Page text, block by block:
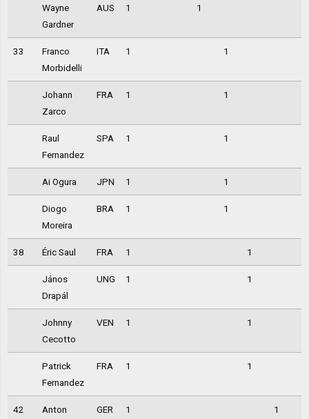
Wayne
Gardner
AUS 1 1
33
Franco
Morbidelli
ITA 1 1
Johann
Zarco
FRA 1 1
Raul
Fernandez
SPA 1 1
Ai Ogura JPN 1 1
Diogo
Moreira
BRA 1 1
38 Éric Saul FRA 1 1
János
Drapál
UNG 1 1
Johnny
Cecotto
VEN 1 1
Patrick
Fernandez
FRA 1 1
42
Anton
GER 1 1